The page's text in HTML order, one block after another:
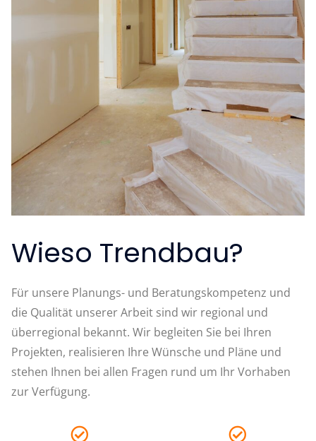
Wieso Trendbau?
Für unsere Planungs- und Beratungskompetenz und
die Qualität unserer Arbeit sind wir regional und
überregional bekannt. Wir begleiten Sie bei Ihren
Projekten, realisieren Ihre Wünsche und Pläne und
stehen Ihnen bei allen Fragen rund um Ihr Vorhaben
zur Verfügung.